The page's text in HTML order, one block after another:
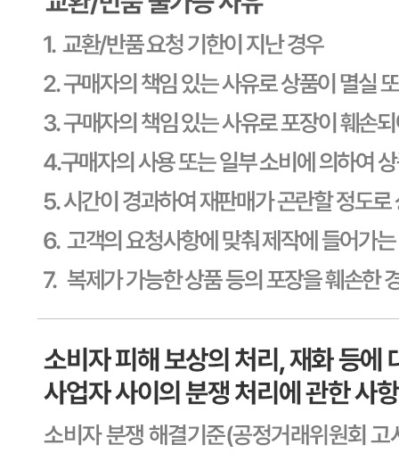
연락처
1588-6967
사업자
603-81-11270
신고번호
상품 고시 정보
식품의 유형
상품상세 참조
생산자
상품상세 참조
소재지
상품상세 참조
소비기한
상품상세 참조
포장단위별 용량(중량)
상품상세 참조
포장단위별 수량